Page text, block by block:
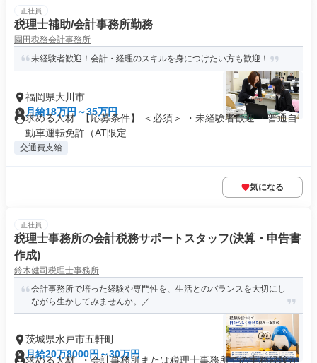
正社員
税理士補助/会計事務所勤務
園田税務会計事務所
未経験者歓迎！会計・経理のスキルを身につけたい方も歓迎！
福岡県大川市
月給18万円～35万円
求める人材: 【応募条件】 ＜必須＞ ・未経験者歓迎 ・普通自
動車運転免許（AT限定...
交通費支給
気になる
正社員
税理士事務所の会計税務サポートスタッフ(決算・申告書
作成)
鈴木健司税理士事務所
会計事務所で培った経験や専門性を、生活とのバランスを大切にし
ながら生かしてみませんか。／ ...
茨城県水戸市五軒町
月給20万8000円～30万円
求める人材: ・会計事務所または税理士事務所での実務経験が